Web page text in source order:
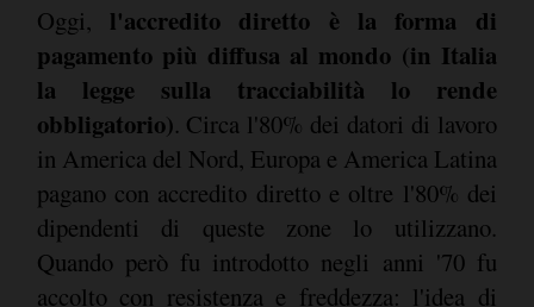
Oggi, l'accredito diretto è la forma di
pagamento più diffusa al mondo (in Italia
la legge sulla tracciabilità lo rende
obbligatorio). Circa l'80% dei datori di lavoro
in America del Nord, Europa e America Latina
pagano con accredito diretto e oltre l'80% dei
dipendenti di queste zone lo utilizzano.
Quando però fu introdotto negli anni '70 fu
accolto con resistenza e freddezza: l'idea di